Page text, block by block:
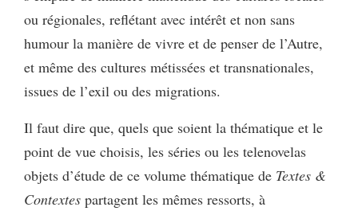
ou régionales, reflétant avec intérêt et non sans
humour la manière de vivre et de penser de l’Autre,
et même des cultures métissées et transnationales,
issues de l’exil ou des migrations.
Il faut dire que, quels que soient la thématique et le
point de vue choisis, les séries ou les telenovelas
objets d’étude de ce volume thématique de Textes &
Contextes partagent les mêmes ressorts, à